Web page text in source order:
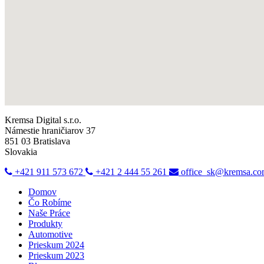
Kremsa Digital s.r.o.
Námestie hraničiarov 37
851 03 Bratislava
Slovakia
+421 911 573 672
+421 2 444 55 261
Domov
Čo Robíme
Naše Práce
Produkty
Automotive
Prieskum 2024
Prieskum 2023